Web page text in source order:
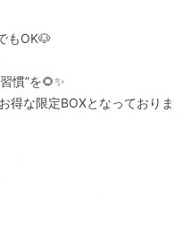
もOK🐶
慣”を🌻✨
得な限定BOXとなっておりま